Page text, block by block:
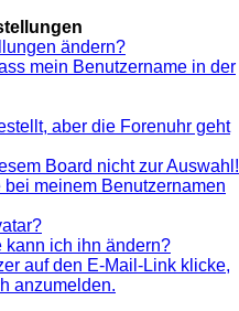
ändern?
mein Benutzername in der
aber die Forenuhr geht
Board nicht zur Auswahl!
meinem Benutzernamen
kann ich ihn ändern?
auf den E-Mail-Link klicke,
anzumelden.